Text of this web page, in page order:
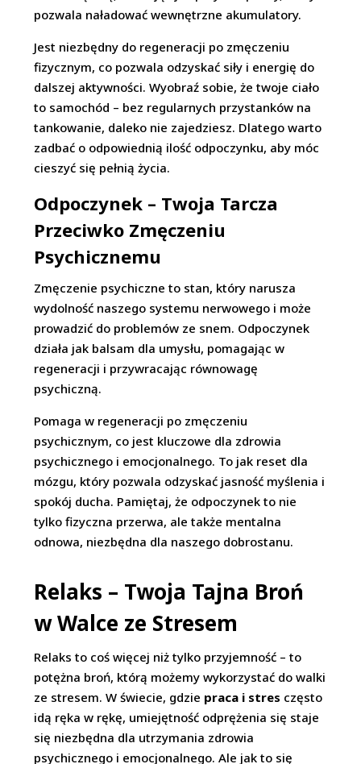
pozwala naładować wewnętrzne akumulatory.
Jest niezbędny do regeneracji po zmęczeniu
fizycznym, co pozwala odzyskać siły i energię do
dalszej aktywności. Wyobraź sobie, że twoje ciało
to samochód – bez regularnych przystanków na
tankowanie, daleko nie zajedziesz. Dlatego warto
zadbać o odpowiednią ilość odpoczynku, aby móc
cieszyć się pełnią życia.
Odpoczynek – Twoja Tarcza
Przeciwko Zmęczeniu
Psychicznemu
Zmęczenie psychiczne to stan, który narusza
wydolność naszego systemu nerwowego i może
prowadzić do problemów ze snem. Odpoczynek
działa jak balsam dla umysłu, pomagając w
regeneracji i przywracając równowagę
psychiczną.
Pomaga w regeneracji po zmęczeniu
psychicznym, co jest kluczowe dla zdrowia
psychicznego i emocjonalnego. To jak reset dla
mózgu, który pozwala odzyskać jasność myślenia i
spokój ducha. Pamiętaj, że odpoczynek to nie
tylko fizyczna przerwa, ale także mentalna
odnowa, niezbędna dla naszego dobrostanu.
Relaks – Twoja Tajna Broń
w Walce ze Stresem
Relaks to coś więcej niż tylko przyjemność – to
potężna broń, którą możemy wykorzystać do walki
ze stresem. W świecie, gdzie praca i stres często
idą ręka w rękę, umiejętność odprężenia się staje
się niezbędna dla utrzymania zdrowia
psychicznego i emocjonalnego. Ale jak to się